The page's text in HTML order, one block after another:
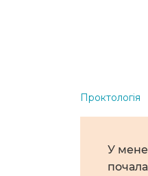
Проктологія
У мене